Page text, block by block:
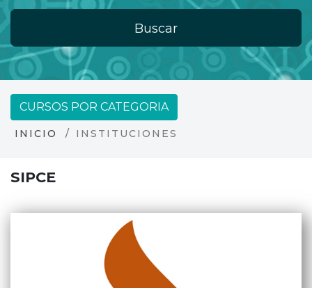
Buscar
CURSOS POR CATEGORIA
INICIO INSTITUCIONES
SIPCE